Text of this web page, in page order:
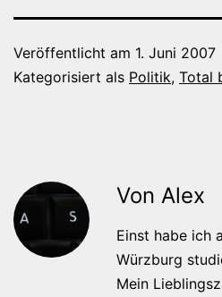
Veröffentlicht am 1. Juni 2007
Kategorisiert als Politik, Total
Von Alex
Einst habe ich
Würzburg
Mein